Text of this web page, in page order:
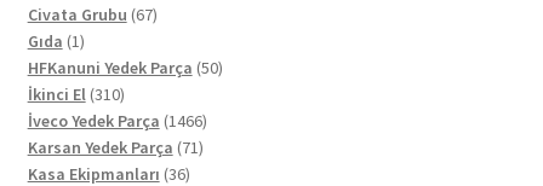
Civata Grubu 6767
Gıda 11
ürün
HFKanuni Yedek Parça 5050
İkinci El 310310
ürün
İveco Yedek Parça 14661466
ürün
Karsan Yedek Parça 7171
Kasa Ekipmanları 3636